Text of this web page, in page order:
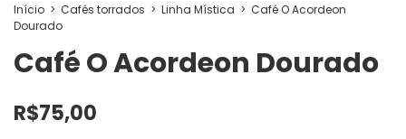
Início > Cafés torrados > Linha Mística > Café O Acordeon
Dourado
Café O Acordeon Dourado
R$75,00